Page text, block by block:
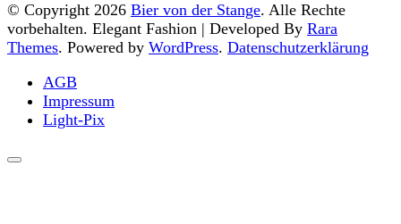
© Copyright 2026 Bier von der Stange. Alle Rechte
vorbehalten. Elegant Fashion | Developed By Rara
Themes. Powered by WordPress. Datenschutzerklärung
AGB
Impressum
Light-Pix